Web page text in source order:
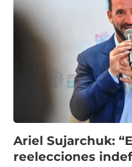
Ariel Sujarchuk:
reelecciones